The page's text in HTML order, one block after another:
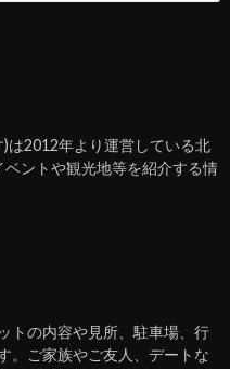
は2012年より運営している北
ントや観光地等を紹介する情
トの内容や見所、駐車場、行
。ご家族やご友人、デートな